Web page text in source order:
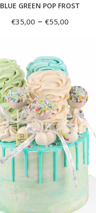
BLUE GREEN POP FROST
€35,00 – €55,00